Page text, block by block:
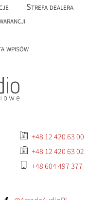
Strefa dealera
wpisów
+48 12 420 63 00
+48 12 420 63 02
+48 604 497 377